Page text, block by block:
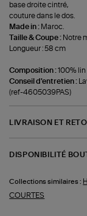
base droite cintré,
couture dans le dos.
Made in : Maroc.
Taille & Coupe : Notre
Longueur : 58 cm
Composition :100% lin
Conseil d'entretien :
(ref-4605039PAS)
LIVRAISON ET
DISPONIBILITÉ
Collections similaires :
COURTES